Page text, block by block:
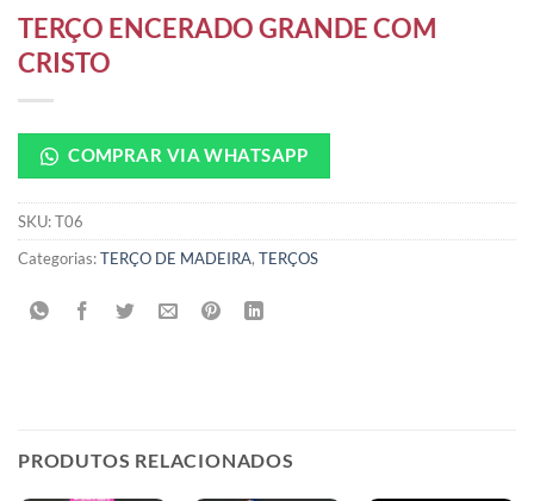
TERÇO ENCERADO GRANDE COM
CRISTO
COMPRAR VIA WHATSAPP
SKU:T06
Categorias:TERÇO DE MADEIRA, TERÇOS
PRODUTOS RELACIONADOS